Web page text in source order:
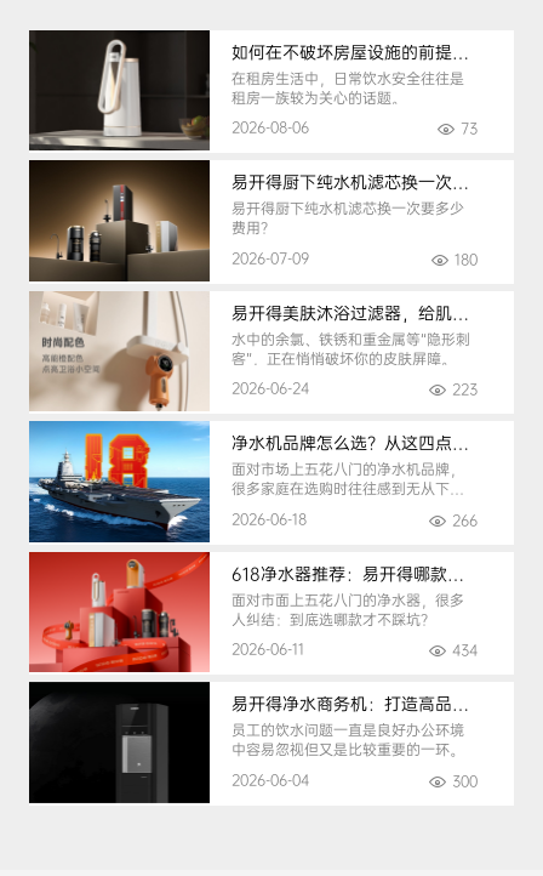
如何在不破坏房屋设施的前提下，挑选到合适的租房净水器
在租房生活中，日常饮水安全往往是
租房一族较为关心的话题。
2026-08-06
73
易开得厨下纯水机滤芯换一次要多少钱
易开得厨下纯水机滤芯换一次要多少
费用？
2026-07-09
180
易开得美肤沐浴过滤器，给肌肤纯净呵护
水中的余氯、铁锈和重金属等“隐形刺
客”，正在悄悄破坏你的皮肤屏障。
2026-06-24
223
净水机品牌怎么选？从这四点入手，避开90%的选购陷阱
面对市场上五花八门的净水机品牌，
很多家庭在选购时往往感到无从下
2026-06-18 266
618净水器推荐：易开得哪款最适合你？
面对市面上五花八门的净水器，很多
人纠结：到底选哪款才不踩坑？
2026-06-11
434
易开得净水商务机：打造高品质办公健康饮水环境
员工的饮水问题一直是良好办公环境
中容易忽视但又是比较重要的一环。
2026-06-04
300